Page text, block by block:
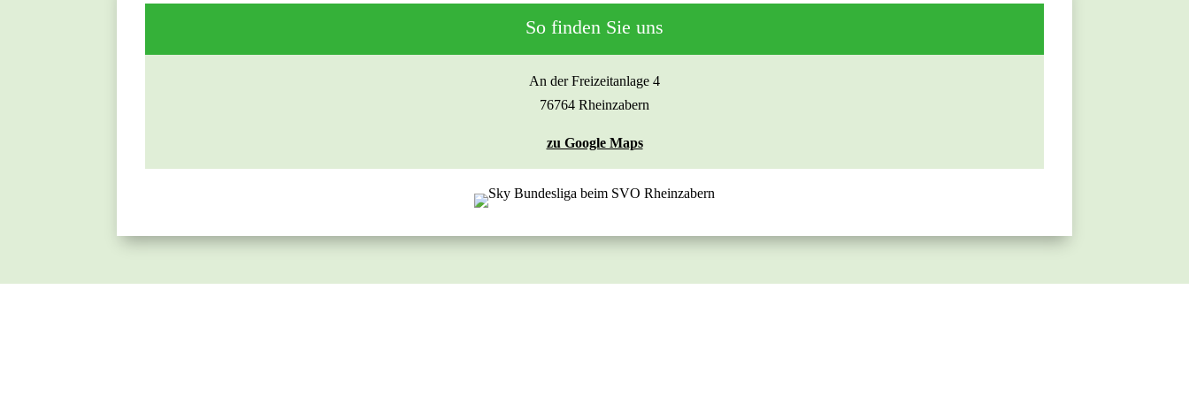
So finden Sie uns
An der Freizeitanlage 4
76764 Rheinzabern
zu Google Maps